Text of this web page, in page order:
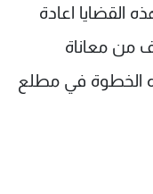
القضايا اعادة
من معاناة
الخطوة في مطلع